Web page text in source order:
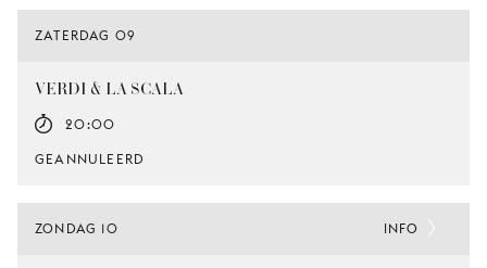
ZATERDAG 09
VERDI & LA SCALA
20:00
GEANNULEERD
ZONDAG 10 INFO